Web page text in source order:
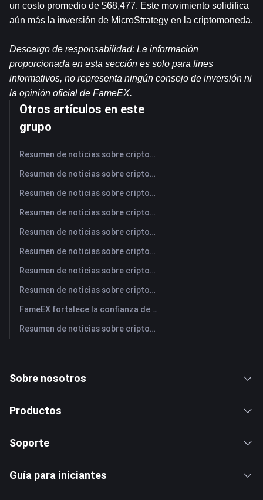
un costo promedio de $68,477. Este movimiento solidifica
aún más la inversión de MicroStrategy en la criptomoneda.
Descargo de responsabilidad: La información
proporcionada en esta sección es solo para fines
informativos, no representa ningún consejo de inversión ni
la opinión oficial de FameEX.
Otros artículos en este
grupo
Resumen de noticias sobre criptomonedas de FameEX de hoy | 7 de agosto de 2026
Resumen de noticias sobre criptomonedas de FameEX de hoy | 6 de agosto de 2026
Resumen de noticias sobre criptomonedas de FameEX de hoy | 5 de agosto de 2026
Resumen de noticias sobre criptomonedas de FameEX de hoy | 4 de agosto de 2026
Resumen de noticias sobre criptomonedas de FameEX de hoy | 3 de agosto de 2026
Resumen de noticias sobre criptomonedas de FameEX de hoy | 31 de julio de 2026
Resumen de noticias sobre criptomonedas de FameEX de hoy | 30 de julio de 2026
Resumen de noticias sobre criptomonedas de FameEX de hoy | 29 de julio de 2026
FameEX fortalece la confianza de los usuarios a través de ocho años de operaciones estables y crecimiento global
Resumen de noticias sobre criptomonedas de FameEX de hoy | 28 de julio de 2026
Sobre nosotros
Productos
Soporte
Guía para iniciantes